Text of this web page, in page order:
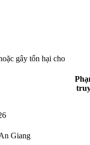
gây tổn hại cho
Giang